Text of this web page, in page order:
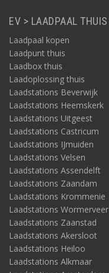
EV > LAADPAAL THUIS
Laadpaal kopen
Laadpunt thuis
Laadbox thuis
Laadoplossing thuis
Laadstations Beverwijk
Laadstations Heemskerk
Laadstations Uitgeest
Laadstations Castricum
Laadstations IJmuiden
Laadstations Velsen
Laadstations Assendelft
Laadstations Zaandam
Laadstations Krommenie
Laadstations Wormerveer
Laadstations Zaanstad
Laadstations Akersloot
Laadstations Heiloo
Laadstations Alkmaar